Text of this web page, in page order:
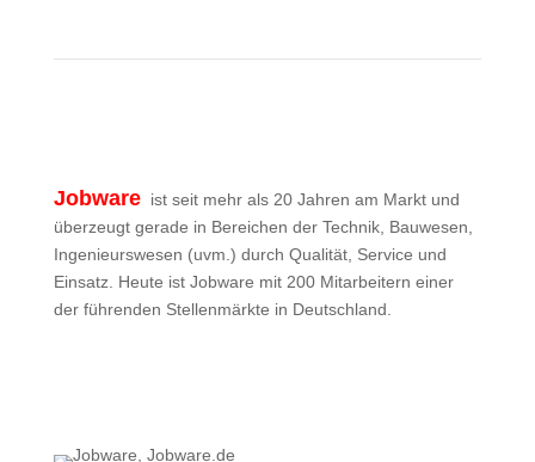
Jobware ist seit mehr als 20 Jahren am Markt und
überzeugt gerade in Bereichen der Technik, Bauwesen,
Ingenieurswesen (uvm.) durch Qualität, Service und
Einsatz. Heute ist Jobware mit 200 Mitarbeitern einer
der führenden Stellenmärkte in Deutschland.